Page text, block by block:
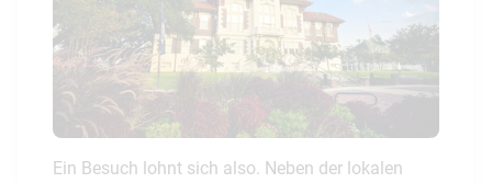
Ein Besuch lohnt sich also. Neben der lokalen